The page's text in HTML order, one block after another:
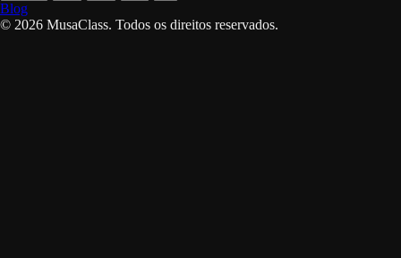
Blog
© 2026 MusaClass. Todos os direitos reservados.